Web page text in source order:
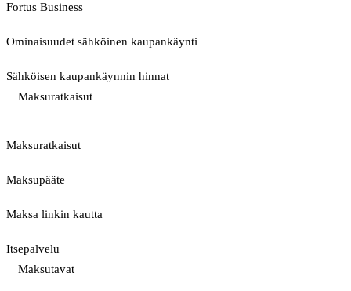
Fortus Business
Ominaisuudet sähköinen kaupankäynti
Sähköisen kaupankäynnin hinnat
Maksuratkaisut
Maksuratkaisut
Maksupääte
Maksa linkin kautta
Itsepalvelu
Maksutavat